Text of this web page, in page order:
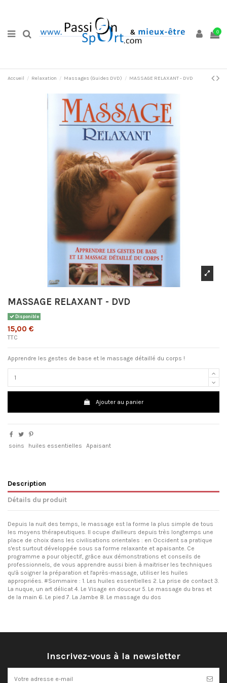
0
Accueil Relaxation Massages (Guides DVD) MASSAGE RELAXANT - DVD
MASSAGE RELAXANT - DVD
Disponible
15,00 €
TTC
Apprendre les gestes de base et le massage détaillé du corps !
Ajouter au panier
soins huiles essentielles Apaisant
Description
Détails du produit
Depuis la nuit des temps, le massage est la forme la plus simple de tous
les moyens thérapeutiques. Il ocupe d'ailleurs depuis très longtemps une
place de choix dans les civilisations orientales : en Occident sa pratique
s'est surtout développée sous sa forme relaxante et apaisante. Ce
programme a pour objectif, grâce aux démonstrations et conseils de
professionnels, de vous apprendre aussi bien à maitriser les techniques
qu'à soigner la préparation et l'après-massage, utiliser les huiles
appropriées. #Sommaire : 1. Les huiles essentielles 2. La prise de contact 3.
La nuque, un art délicat 4. Le Visage en douceur 5. Le massage du bras et
de la main 6. Le pied 7. La Jambe 8. Le massage du dos
Inscrivez-vous à la newsletter